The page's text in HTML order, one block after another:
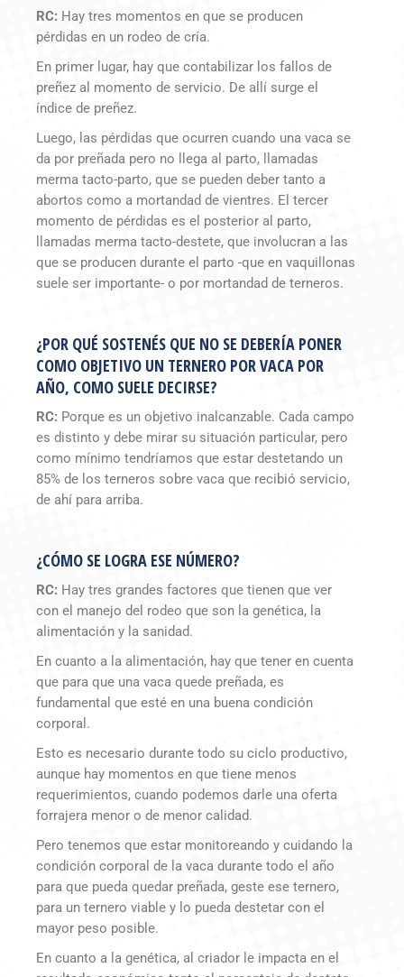
RC: Hay tres momentos en que se producen
pérdidas en un rodeo de cría.
En primer lugar, hay que contabilizar los fallos de
preñez al momento de servicio. De allí surge el
índice de preñez.
Luego, las pérdidas que ocurren cuando una vaca se
da por preñada pero no llega al parto, llamadas
merma tacto-parto, que se pueden deber tanto a
abortos como a mortandad de vientres. El tercer
momento de pérdidas es el posterior al parto,
llamadas merma tacto-destete, que involucran a las
que se producen durante el parto -que en vaquillonas
suele ser importante- o por mortandad de terneros.
¿POR QUÉ SOSTENÉS QUE NO SE DEBERÍA PONER
COMO OBJETIVO UN TERNERO POR VACA POR
AÑO, COMO SUELE DECIRSE?
RC: Porque es un objetivo inalcanzable. Cada campo
es distinto y debe mirar su situación particular, pero
como mínimo tendríamos que estar destetando un
85% de los terneros sobre vaca que recibió servicio,
de ahí para arriba.
¿CÓMO SE LOGRA ESE NÚMERO?
RC: Hay tres grandes factores que tienen que ver
con el manejo del rodeo que son la genética, la
alimentación y la sanidad.
En cuanto a la alimentación, hay que tener en cuenta
que para que una vaca quede preñada, es
fundamental que esté en una buena condición
corporal.
Esto es necesario durante todo su ciclo productivo,
aunque hay momentos en que tiene menos
requerimientos, cuando podemos darle una oferta
forrajera menor o de menor calidad.
Pero tenemos que estar monitoreando y cuidando la
condición corporal de la vaca durante todo el año
para que pueda quedar preñada, geste ese ternero,
para un ternero viable y lo pueda destetar con el
mayor peso posible.
En cuanto a la genética, al criador le impacta en el